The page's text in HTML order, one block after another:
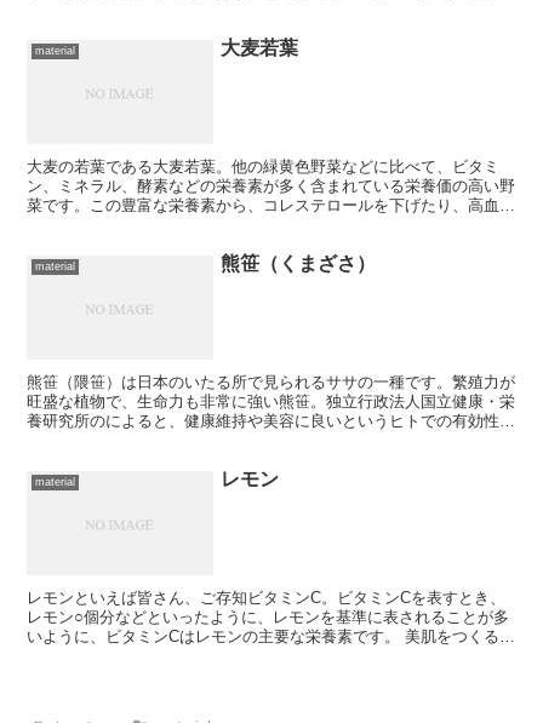
material 大麦若葉
大麦の若葉である大麦若葉。他の緑黄色野菜などに比べて、ビタミ
ン、ミネラル、酵素などの栄養素が多く含まれている栄養価の高い野
菜です。この豊富な栄養素から、コレステロールを下げたり、高血圧
material 熊笹（くまざさ）
熊笹（隈笹）は日本のいたる所で見られるササの一種です。繁殖力が
旺盛な植物で、生命力も非常に強い熊笹。独立行政法人国立健康・栄
養研究所のによると、健康維持や美容に良いというヒトでの有効性を
material レモン
レモンといえば皆さん、ご存知ビタミンC。ビタミンCを表すとき、
レモン○個分などといったように、レモンを基準に表されることが多
いように、ビタミンCはレモンの主要な栄養素です。 美肌をつくるビ